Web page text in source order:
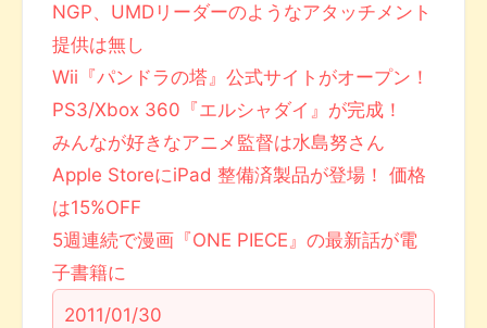
NGP、UMDリーダーのようなアタッチメント
提供は無し
Wii『パンドラの塔』公式サイトがオープン！
PS3/Xbox 360『エルシャダイ』が完成！
みんなが好きなアニメ監督は水島努さん
Apple StoreにiPad 整備済製品が登場！ 価格
は15%OFF
5週連続で漫画『ONE PIECE』の最新話が電
子書籍に
2011/01/30